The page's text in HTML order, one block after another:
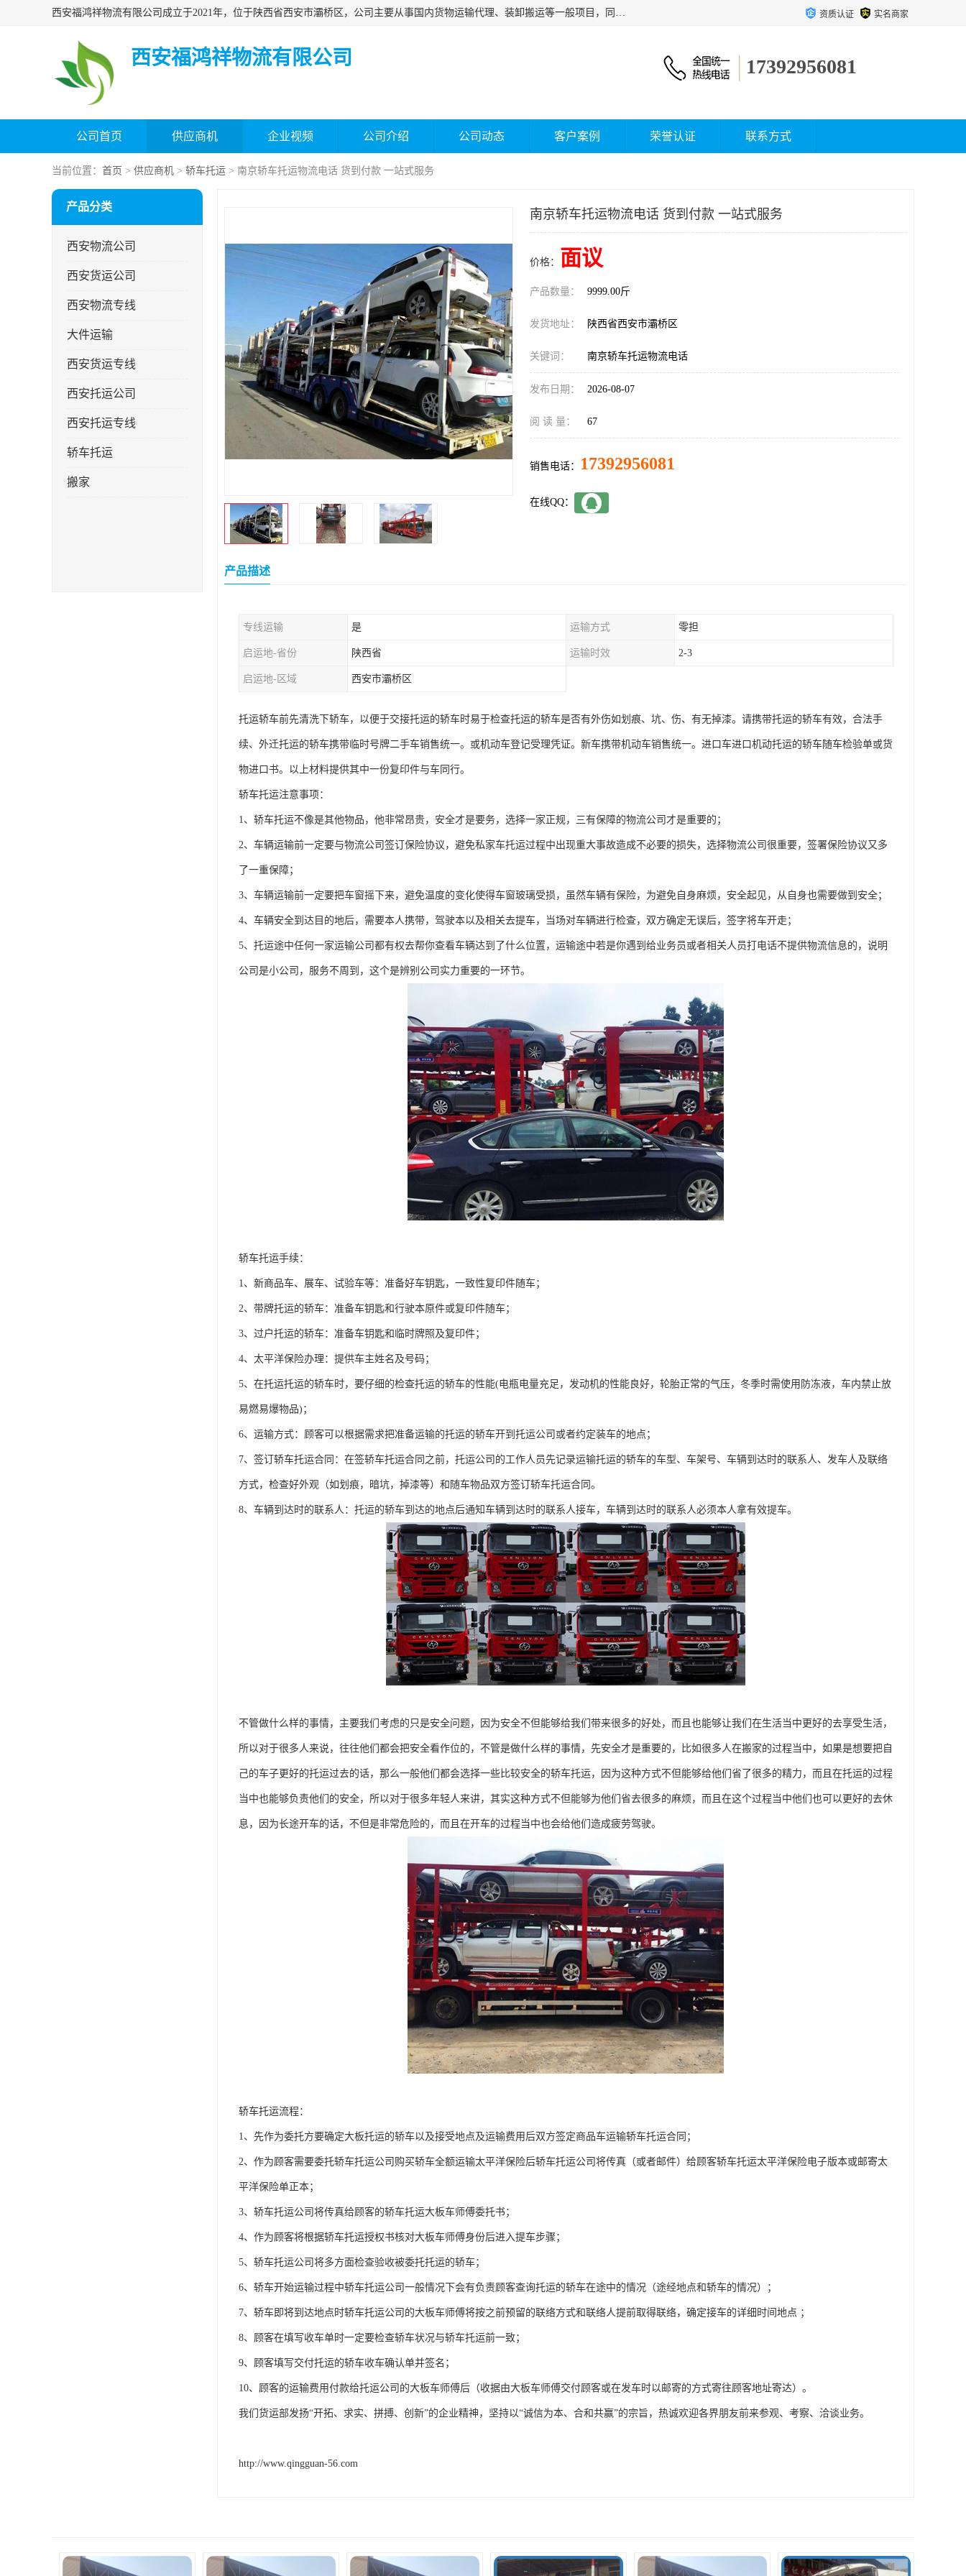
西安福鸿祥物流有限公司成立于2021年，位于陕西省西安市灞桥区，公司主要从事国内货物运输代理、装卸搬运等一般项目，同时具备道路货物运输（不含危险货物）的许可资质。凭借专业的物流服务和*的运输能力，公司致力于为客户提供安全、可靠的物流解决方案，满足多样化的运输需求，助力企业*运营。 资质认证 实名商家
西安福鸿祥物流有限公司 17392956081
公司首页 供应商机 企业视频 公司介绍 公司动态 客户案例 荣誉认证 联系方式
当前位置： 首页 > 供应商机 > 轿车托运 > 南京轿车托运物流电话 货到付款 一站式服务
产品分类
西安物流公司
西安货运公司
西安物流专线
大件运输
西安货运专线
西安托运公司
西安托运专线
轿车托运
搬家
南京轿车托运物流电话 货到付款 一站式服务
价格： 面议
产品数量： 9999.00斤
发货地址： 陕西省西安市灞桥区
关键词： 南京轿车托运物流电话
发布日期： 2026-08-07
阅 读 量： 67
销售电话： 17392956081
在线QQ：
产品描述
专线运输 是 运输方式 零担
启运地-省份 陕西省 运输时效 2-3
启运地-区域 西安市灞桥区
托运轿车前先清洗下轿车，以便于交接托运的轿车时易于检查托运的轿车是否有外伤如划痕、坑、伤、有无掉漆。请携带托运的轿车有效，合法手
续、外迁托运的轿车携带临时号牌二手车销售统一。或机动车登记受理凭证。新车携带机动车销售统一。进口车进口机动托运的轿车随车检验单或货
物进口书。以上材料提供其中一份复印件与车同行。
轿车托运注意事项：
1、轿车托运不像是其他物品，他非常昂贵，安全才是要务，选择一家正规，三有保障的物流公司才是重要的；
2、车辆运输前一定要与物流公司签订保险协议，避免私家车托运过程中出现重大事故造成不必要的损失，选择物流公司很重要，签署保险协议又多
了一重保障；
3、车辆运输前一定要把车窗摇下来，避免温度的变化使得车窗玻璃受损，虽然车辆有保险，为避免自身麻烦，安全起见，从自身也需要做到安全；
4、车辆安全到达目的地后，需要本人携带，驾驶本以及相关去提车，当场对车辆进行检查，双方确定无误后，签字将车开走；
5、托运途中任何一家运输公司都有权去帮你查看车辆达到了什么位置，运输途中若是你遇到给业务员或者相关人员打电话不提供物流信息的，说明
公司是小公司，服务不周到，这个是辨别公司实力重要的一环节。
轿车托运手续：
1、新商品车、展车、试验车等：准备好车钥匙，一致性复印件随车；
2、带牌托运的轿车：准备车钥匙和行驶本原件或复印件随车；
3、过户托运的轿车：准备车钥匙和临时牌照及复印件；
4、太平洋保险办理：提供车主姓名及号码；
5、在托运托运的轿车时，要仔细的检查托运的轿车的性能(电瓶电量充足，发动机的性能良好，轮胎正常的气压，冬季时需使用防冻液，车内禁止放
易燃易爆物品)；
6、运输方式：顾客可以根据需求把准备运输的托运的轿车开到托运公司或者约定装车的地点；
7、签订轿车托运合同：在签轿车托运合同之前，托运公司的工作人员先记录运输托运的轿车的车型、车架号、车辆到达时的联系人、发车人及联络
方式，检查好外观（如划痕，暗坑，掉漆等）和随车物品双方签订轿车托运合同。
8、车辆到达时的联系人：托运的轿车到达的地点后通知车辆到达时的联系人接车，车辆到达时的联系人必须本人拿有效提车。
不管做什么样的事情，主要我们考虑的只是安全问题，因为安全不但能够给我们带来很多的好处，而且也能够让我们在生活当中更好的去享受生活，
所以对于很多人来说，往往他们都会把安全看作位的，不管是做什么样的事情，先安全才是重要的，比如很多人在搬家的过程当中，如果是想要把自
己的车子更好的托运过去的话，那么一般他们都会选择一些比较安全的轿车托运，因为这种方式不但能够给他们省了很多的精力，而且在托运的过程
当中也能够负责他们的安全，所以对于很多年轻人来讲，其实这种方式不但能够为他们省去很多的麻烦，而且在这个过程当中他们也可以更好的去休
息，因为长途开车的话，不但是非常危险的，而且在开车的过程当中也会给他们造成疲劳驾驶。
轿车托运流程：
1、先作为委托方要确定大板托运的轿车以及接受地点及运输费用后双方签定商品车运输轿车托运合同；
2、作为顾客需要委托轿车托运公司购买轿车全额运输太平洋保险后轿车托运公司将传真（或者邮件）给顾客轿车托运太平洋保险电子版本或邮寄太
平洋保险单正本；
3、轿车托运公司将传真给顾客的轿车托运大板车师傅委托书；
4、作为顾客将根据轿车托运授权书核对大板车师傅身份后进入提车步骤；
5、轿车托运公司将多方面检查验收被委托托运的轿车；
6、轿车开始运输过程中轿车托运公司一般情况下会有负责顾客查询托运的轿车在途中的情况（途经地点和轿车的情况）；
7、轿车即将到达地点时轿车托运公司的大板车师傅将按之前预留的联络方式和联络人提前取得联络，确定接车的详细时间地点 ；
8、顾客在填写收车单时一定要检查轿车状况与轿车托运前一致；
9、顾客填写交付托运的轿车收车确认单并签名；
10、顾客的运输费用付款给托运公司的大板车师傅后（收据由大板车师傅交付顾客或在发车时以邮寄的方式寄往顾客地址寄达）。
我们货运部发扬“开拓、求实、拼搏、创新”的企业精神，坚持以“诚信为本、合和共赢”的宗旨，热诚欢迎各界朋友前来参观、考察、洽谈业务。
http://www.qingguan-56.com